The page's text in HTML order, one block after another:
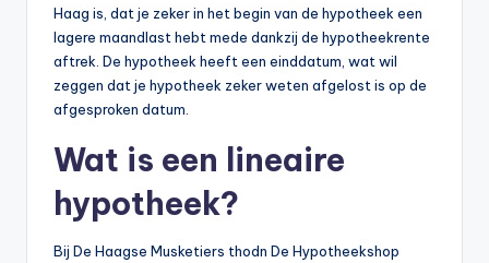
Haag is, dat je zeker in het begin van de hypotheek een
lagere maandlast hebt mede dankzij de hypotheekrente
aftrek. De hypotheek heeft een einddatum, wat wil
zeggen dat je hypotheek zeker weten afgelost is op de
afgesproken datum.
Wat is een lineaire
hypotheek?
Bij De Haagse Musketiers thodn De Hypotheekshop